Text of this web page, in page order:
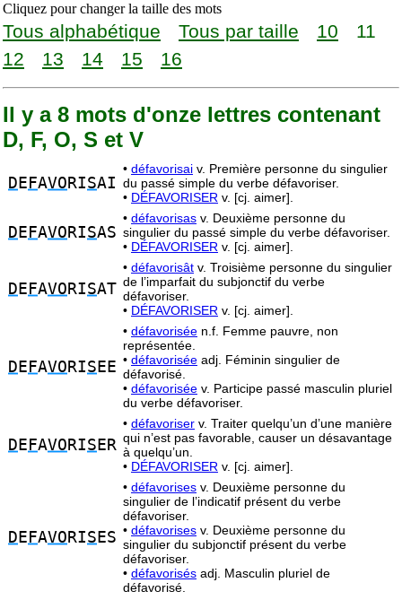
Cliquez pour changer la taille des mots
Tous alphabétique Tous par taille 10
11
12
13 14 15 16
Il y a 8 mots d'onze lettres contenant
D, F, O, S et V
D E FAVO RISAI
• défavorisai v. Première personne du singulier
du passé simple du verbe défavoriser.
• DÉFAVORISER v. [cj. aimer].
D E FAVO RISAS
• défavorisas v. Deuxième personne du
singulier du passé simple du verbe défavoriser.
• DÉFAVORISER v. [cj. aimer].
D E FAVO RISAT
• défavorisât v. Troisième personne du singulier
de l’imparfait du subjonctif du verbe
défavoriser.
• DÉFAVORISER v. [cj. aimer].
D E FAVO RIS EE
• défavorisée n.f. Femme pauvre, non
représentée.
• défavorisée adj. Féminin singulier de
défavorisé.
• défavorisée v. Participe passé masculin pluriel
du verbe défavoriser.
D E FAVO RIS ER
• défavoriser v. Traiter quelqu’un d’une manière
qui n’est pas favorable, causer un désavantage
à quelqu’un.
• DÉFAVORISER v. [cj. aimer].
D E FAVO RIS ES
• défavorises v. Deuxième personne du
singulier de l’indicatif présent du verbe
défavoriser.
• défavorises v. Deuxième personne du
singulier du subjonctif présent du verbe
défavoriser.
• défavorisés adj. Masculin pluriel de
défavorisé.